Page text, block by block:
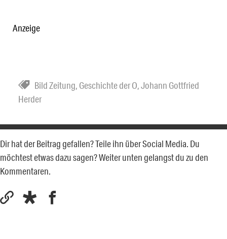
Anzeige
Bild Zeitung, Geschichte der O,Johann Gottfried
Herder
Dir hat der Beitrag gefallen? Teile ihn über Social Media. Du
möchtest etwas dazu sagen? Weiter unten gelangst du zu den
Kommentaren.